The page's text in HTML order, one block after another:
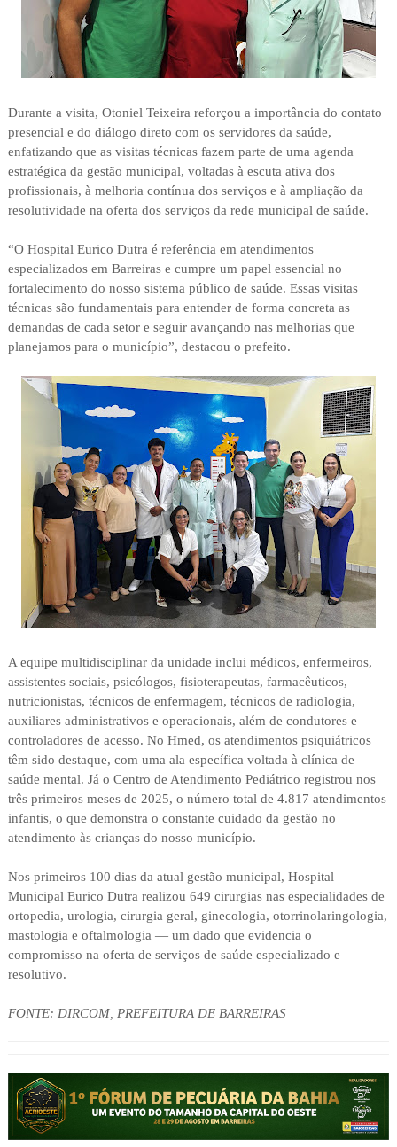
Durante a visita, Otoniel Teixeira reforçou a importância do contato
presencial e do diálogo direto com os servidores da saúde,
enfatizando que as visitas técnicas fazem parte de uma agenda
estratégica da gestão municipal, voltadas à escuta ativa dos
profissionais, à melhoria contínua dos serviços e à ampliação da
resolutividade na oferta dos serviços da rede municipal de saúde.
“O Hospital Eurico Dutra é referência em atendimentos
especializados em Barreiras e cumpre um papel essencial no
fortalecimento do nosso sistema público de saúde. Essas visitas
técnicas são fundamentais para entender de forma concreta as
demandas de cada setor e seguir avançando nas melhorias que
planejamos para o município”, destacou o prefeito.
A equipe multidisciplinar da unidade inclui médicos, enfermeiros,
assistentes sociais, psicólogos, fisioterapeutas, farmacêuticos,
nutricionistas, técnicos de enfermagem, técnicos de radiologia,
auxiliares administrativos e operacionais, além de condutores e
controladores de acesso. No Hmed, os atendimentos psiquiátricos
têm sido destaque, com uma ala específica voltada à clínica de
saúde mental. Já o Centro de Atendimento Pediátrico registrou nos
três primeiros meses de 2025, o número total de 4.817 atendimentos
infantis, o que demonstra o constante cuidado da gestão no
atendimento às crianças do nosso município.
Nos primeiros 100 dias da atual gestão municipal, Hospital
Municipal Eurico Dutra realizou 649 cirurgias nas especialidades de
ortopedia, urologia, cirurgia geral, ginecologia, otorrinolaringologia,
mastologia e oftalmologia — um dado que evidencia o
compromisso na oferta de serviços de saúde especializado e
resolutivo.
FONTE: DIRCOM, PREFEITURA DE BARREIRAS